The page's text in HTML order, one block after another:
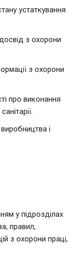
устаткування
з охорони
з охорони
про виконання
і
у підрозділах
правил,
з охорони праці,